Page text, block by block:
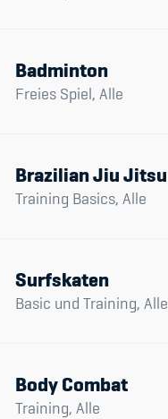
Badminton
Freies Spiel, Alle
Brazilian Jiu Jitsu
Training Basics, Alle
Surfskaten
Basic und Training, Alle
Body Combat
Training, Alle